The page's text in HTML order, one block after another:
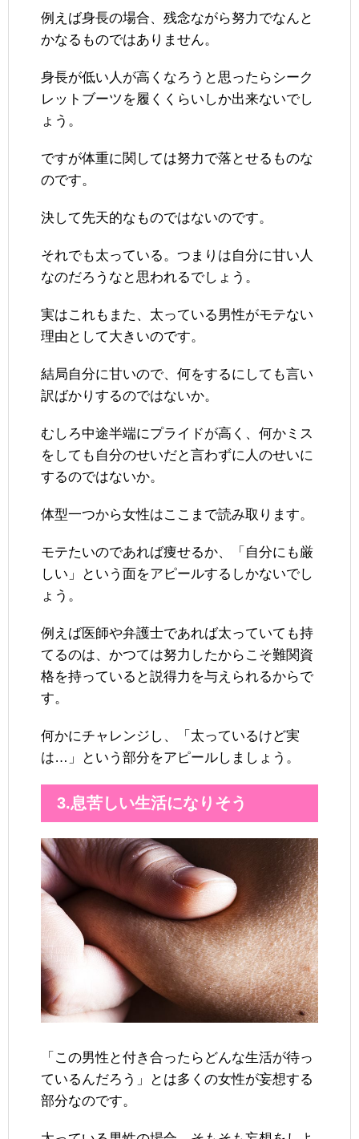
例えば身長の場合、残念ながら努力でなんと
かなるものではありません。
身長が低い人が高くなろうと思ったらシーク
レットブーツを履くくらいしか出来ないでし
ょう。
ですが体重に関しては努力で落とせるものな
のです。
決して先天的なものではないのです。
それでも太っている。つまりは自分に甘い人
なのだろうなと思われるでしょう。
実はこれもまた、太っている男性がモテない
理由として大きいのです。
結局自分に甘いので、何をするにしても言い
訳ばかりするのではないか。
むしろ中途半端にプライドが高く、何かミス
をしても自分のせいだと言わずに人のせいに
するのではないか。
体型一つから女性はここまで読み取ります。
モテたいのであれば痩せるか、「自分にも厳
しい」という面をアピールするしかないでし
ょう。
例えば医師や弁護士であれば太っていても持
てるのは、かつては努力したからこそ難関資
格を持っていると説得力を与えられるからで
す。
何かにチャレンジし、「太っているけど実
は…」という部分をアピールしましょう。
3.息苦しい生活になりそう
「この男性と付き合ったらどんな生活が待っ
ているんだろう」とは多くの女性が妄想する
部分なのです。